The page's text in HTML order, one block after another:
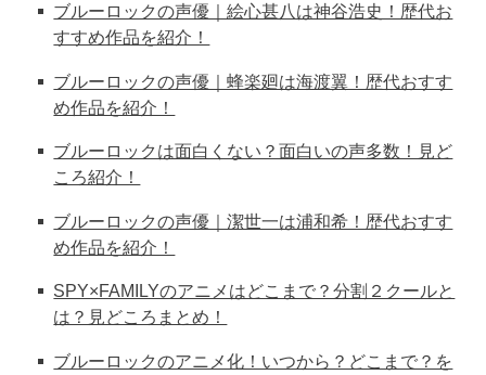
ブルーロックの声優｜絵心甚八は神谷浩史！歴代お
すすめ作品を紹介！
ブルーロックの声優｜蜂楽廻は海渡翼！歴代おすす
め作品を紹介！
ブルーロックは面白くない？面白いの声多数！見ど
ころ紹介！
ブルーロックの声優｜潔世一は浦和希！歴代おすす
め作品を紹介！
SPY×FAMILYのアニメはどこまで？分割２クールと
は？見どころまとめ！
ブルーロックのアニメ化！いつから？どこまで？を